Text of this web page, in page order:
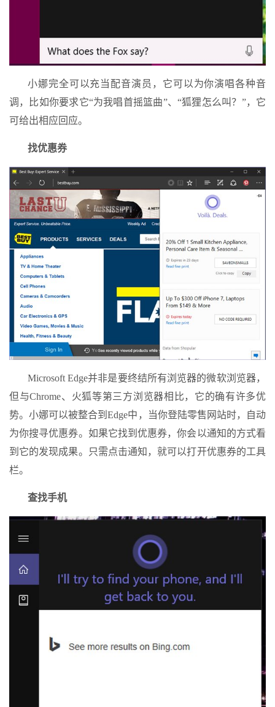
小娜完全可以充当配音演员，它可以为你演唱各种音
调，比如你要求它“为我唱首摇篮曲”、“狐狸怎么叫？”，它
可给出相应回应。
找优惠券
Microsoft Edge并非是要终结所有浏览器的微软浏览器，
但与Chrome、火狐等第三方浏览器相比，它的确有许多优
势。小娜可以被整合到Edge中，当你登陆零售网站时，自动
为你搜寻优惠券。如果它找到优惠券，你会以通知的方式看
到它的发现成果。只需点击通知，就可以打开优惠券的工具
栏。
查找手机